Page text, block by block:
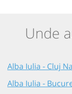
Unde
Alba Iulia - Cluj
Alba Iulia -